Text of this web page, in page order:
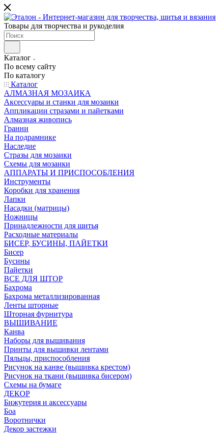
Товары для творчества и рукоделия
Каталог
По всему сайту
По каталогу
Каталог
АЛМАЗНАЯ МОЗАИКА
Аксессуары и станки для мозаики
Аппликации стразами и пайетками
Алмазная живопись
Гранни
На подрамнике
Наследие
Стразы для мозаики
Схемы для мозаики
АППАРАТЫ И ПРИСПОСОБЛЕНИЯ
Инструменты
Коробки для хранения
Лапки
Насадки (матрицы)
Ножницы
Принадлежности для шитья
Расходные материалы
БИСЕР, БУСИНЫ, ПАЙЕТКИ
Бисер
Бусины
Пайетки
ВСЕ ДЛЯ ШТОР
Бахрома
Бахрома металлизированная
Ленты шторные
Шторная фурнитура
ВЫШИВАНИЕ
Канва
Наборы для вышивания
Принты для вышивки лентами
Пяльцы, приспособления
Рисунок на канве (вышивка крестом)
Рисунок на ткани (вышивка бисером)
Схемы на бумаге
ДЕКОР
Бижутерия и аксессуары
Боа
Воротнички
Декор застежки